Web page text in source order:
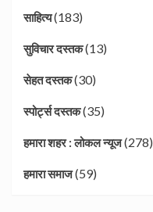
साहित्य(183)
सुविचार दस्तक(13)
सेहत दस्तक(30)
स्पोर्ट्स दस्तक(35)
हमारा शहर : लोकल न्यूज(278)
हमारा समाज(59)